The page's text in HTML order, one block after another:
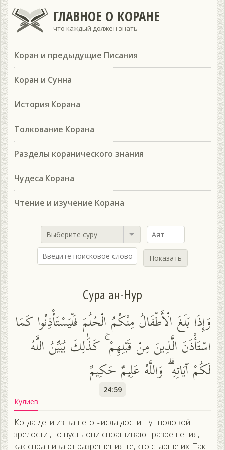
ГЛАВНОЕ О КОРАНЕ
что каждый должен знать
Коран и предыдущие Писания
Коран и Сунна
История Корана
Толкование Корана
Разделы коранического знания
Чудеса Корана
Чтение и изучение Корана
Выберите суру
Показать
Сура ан-Нур
وَإِذَا بَلَغَ الْأَطْفَالُ مِنْكُمُ الْحُلُمَ فَلْيَسْتَأْذِنُوا كَمَا
اسْتَأْذَنَ الَّذِينَ مِنْ قَبْلِهِمْ ۚ كَذَٰلِكَ يُبَيِّنُ اللَّهُ
لَكُمْ آيَاتِهِ ۗ وَاللَّهُ عَلِيمٌ حَكِيمٌ
24:59
Кулиев
Когда дети из вашего числа достигнут половой
зрелости , то пусть они спрашивают разрешения,
как спрашивают разрешения те, кто старше их. Так